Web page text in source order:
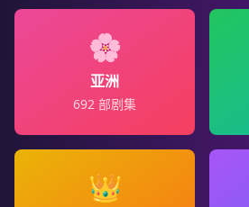
🌸
亚洲
692 部剧集
👑